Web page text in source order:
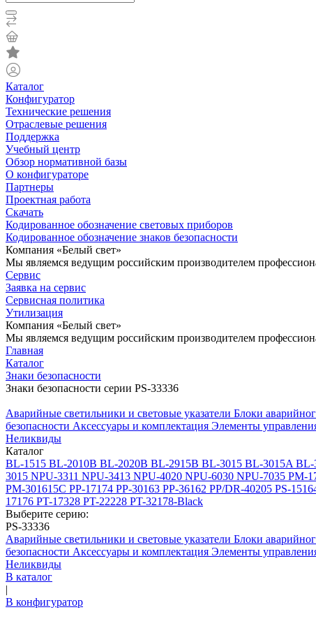
Каталог
Конфигуратор
Технические решения
Отраслевые решения
Поддержка
Учебный центр
Обзор нормативной базы
О конфигураторе
Партнеры
Проектная работа
Скачать
Кодированное обозначение световых приборов
Кодированное обозначение знаков безопасности
Компания «Белый свет»
Мы являемся ведущим российским производителем
Сервис
Заявка на сервис
Сервисная политика
Утилизация
Компания «Белый свет»
Мы являемся ведущим российским производителем
Главная
Каталог
Знаки безопасности
Знаки безопасности серии PS-33336
Аварийные светильники и световые указатели Блоки
безопасности Аксессуары и комплектация Элементы
Неликвиды
Каталог
BL-1515 BL-2010B BL-2020B BL-2915B BL-3015 BL-3015A BL-
3015 NPU-3311 NPU-3413 NPU-4020 NPU-6030 NPU-7035 PM-
PM-301615C PP-17174 PP-30163 PP-36162 PP/DR-40205 PS-
17176 PT-17328 PT-22228 PT-32178-Black
Выберите серию:
PS-33336
Аварийные светильники и световые указатели Блоки
безопасности Аксессуары и комплектация Элементы
Неликвиды
В каталог
|
В конфигуратор